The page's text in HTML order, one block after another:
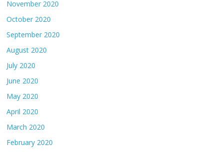
November 2020
October 2020
September 2020
August 2020
July 2020
June 2020
May 2020
April 2020
March 2020
February 2020